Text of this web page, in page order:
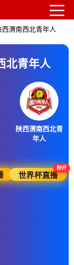
渭南西北青年人
北青年人
陕西渭南西北青
年人
世界杯直播
秒开